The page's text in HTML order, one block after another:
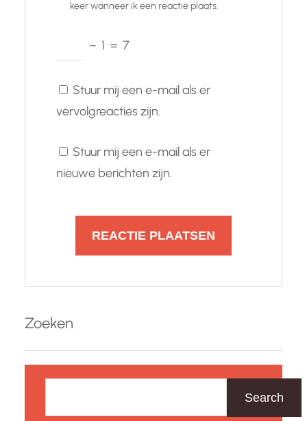
keer wanneer ik een reactie plaats.
− 1 = 7
Stuur mij een e-mail als er
vervolgreacties zijn.
Stuur mij een e-mail als er
nieuwe berichten zijn.
Zoeken
Search